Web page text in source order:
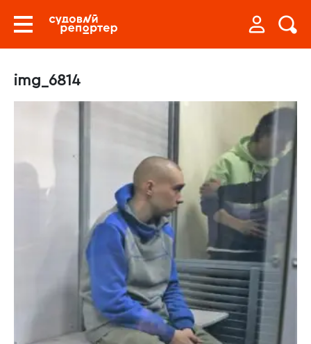
img_6814